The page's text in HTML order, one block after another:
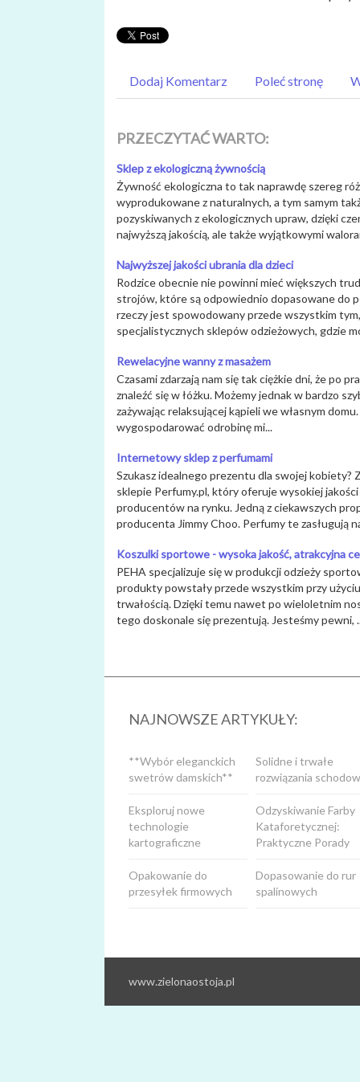
Dodaj Komentarz Poleć stronę
PRZECZYTAĆ WARTO:
Sklep z ekologiczną żywnością
Żywność ekologiczna to tak naprawdę szereg
wyprodukowane z naturalnych, a tym samym
pozyskiwanych z ekologicznych upraw, dzięki
najwyższą jakością, ale także wyjątkowymi
Najwyższej jakości ubrania dla dzieci
Rodzice obecnie nie powinni mieć większych
strojów, które są odpowiednio dopasowane do
rzeczy jest spowodowany przede wszystkim
specjalistycznych sklepów odzieżowych, gdzie
Rewelacyjne wanny z masażem
Czasami zdarzają nam się tak ciężkie dni, że po
znaleźć się w łóżku. Możemy jednak w bardzo
zażywając relaksującej kąpieli we własnym
wygospodarować odrobinę mi...
Internetowy sklep z perfumami
Szukasz idealnego prezentu dla swojej
sklepie Perfumy.pl, który oferuje wysokiej
producentów na rynku. Jedną z ciekawszych
producenta Jimmy Choo. Perfumy te zasługują
Koszulki sportowe - wysoka jakość, atrakcyjna
PEHA specjalizuje się w produkcji odzieży
produkty powstały przede wszystkim przy
trwałością. Dzięki temu nawet po wieloletnim
tego doskonale się prezentują. Jesteśmy pewni,
NAJNOWSZE ARTYKUŁY:
Solidne i trwałe
rozwiązania
**Wybór eleganckich
swetrów damskich**
Odzyskiwanie Farby
Kataforetycznej:
Praktyczne Porady
Eksploruj nowe
technologie
kartograficzne
Dopasowanie do rur
spalinowych
Opakowanie do
przesyłek firmowych
www.zielonaostoja.pl